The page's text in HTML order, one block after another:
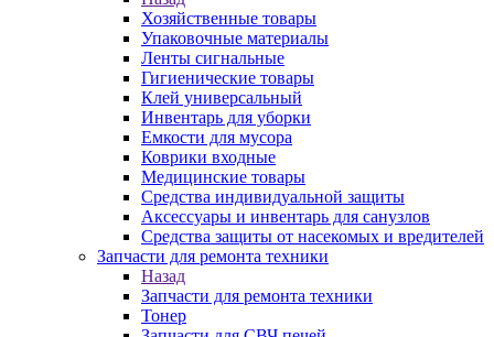
Хозяйственные товары
Упаковочные материалы
Ленты сигнальные
Гигиенические товары
Клей универсальный
Инвентарь для уборки
Емкости для мусора
Коврики входные
Медицинские товары
Средства индивидуальной защиты
Аксессуары и инвентарь для санузлов
Средства защиты от насекомых и вредителей
Запчасти для ремонта техники
Назад
Запчасти для ремонта техники
Тонер